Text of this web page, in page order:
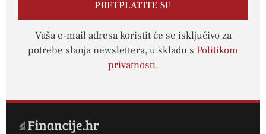
PRETPLATITE SE
Vaša e-mail adresa koristit će se isključivo za
potrebe slanja newslettera, u skladu s Politikom
privatnosti.